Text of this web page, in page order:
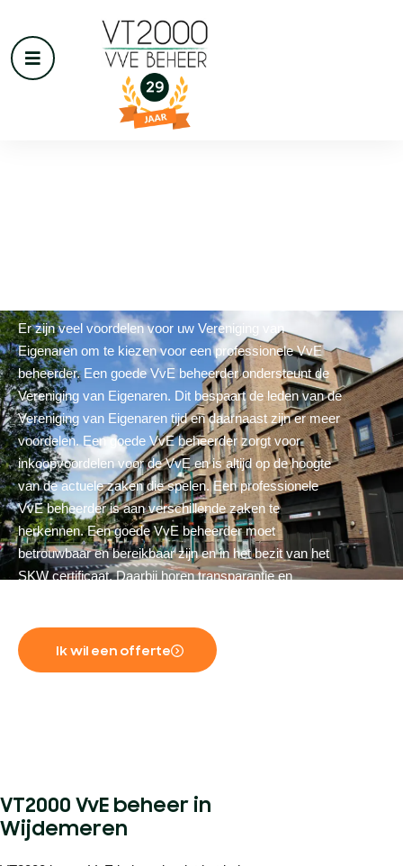
Er zijn veel voordelen voor uw Vereniging van
Eigenaren om te kiezen voor een professionele VvE
beheerder. Een goede VvE beheerder ondersteunt de
Vereniging van Eigenaren. Dit bespaart de leden van de
Vereniging van Eigenaren tijd en daarnaast zijn er meer
voordelen. Een goede VvE beheerder zorgt voor
inkoopvoordelen voor de VvE en is altijd op de hoogte
van de actuele zaken die spelen. Een professionele
VvE beheerder is aan verschillende zaken te
herkennen. Een goede VvE beheerder moet
betrouwbaar en bereikbaar zijn en in het bezit van het
SKW certificaat. Daarbij horen transparantie en
Ik wil een offerte
VT2000 VvE beheer in
Wijdemeren